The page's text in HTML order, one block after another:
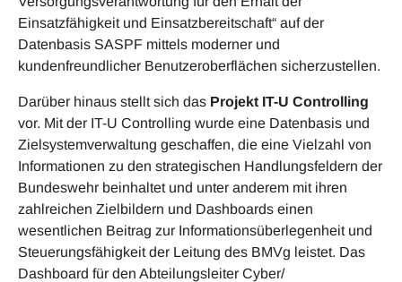
Einsatzfähigkeit und Einsatzbereitschaft“ auf der
Datenbasis SASPF mittels moderner und
kundenfreundlicher Benutzeroberflächen sicherzustellen.
Darüber hinaus stellt sich das Projekt IT-U Controlling
vor. Mit der IT-U Controlling wurde eine Datenbasis und
Zielsystemverwaltung geschaffen, die eine Vielzahl von
Informationen zu den strategischen Handlungsfeldern der
Bundeswehr beinhaltet und unter anderem mit ihren
zahlreichen Zielbildern und Dashboards einen
wesentlichen Beitrag zur Informationsüberlegenheit und
Steuerungsfähigkeit der Leitung des BMVg leistet. Das
Dashboard für den Abteilungsleiter Cyber/